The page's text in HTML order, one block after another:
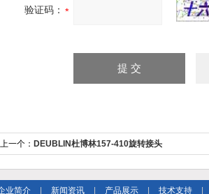
验证码：
上一个： DEUBLIN杜博林157-410旋转接头
业简介 新闻资讯 产品展示 技术支持